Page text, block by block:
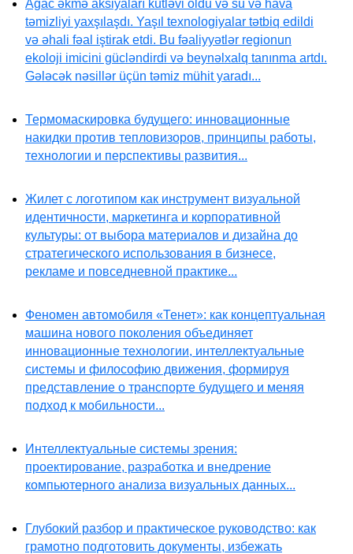
Ağac əkmə aksiyaları kütləvi oldu və su və hava
təmizliyi yaxşılaşdı. Yaşıl texnologiyalar tətbiq edildi
və əhali fəal iştirak etdi. Bu fəaliyyətlər regionun
ekoloji imicini gücləndirdi və beynəlxalq tanınma artdı.
Gələcək nəsillər üçün təmiz mühit yaradı...
Термомаскировка будущего: инновационные
накидки против тепловизоров, принципы работы,
технологии и перспективы развития...
Жилет с логотипом как инструмент визуальной
идентичности, маркетинга и корпоративной
культуры: от выбора материалов и дизайна до
стратегического использования в бизнесе,
рекламе и повседневной практике...
Феномен автомобиля «Тенет»: как концептуальная
машина нового поколения объединяет
инновационные технологии, интеллектуальные
системы и философию движения, формируя
представление о транспорте будущего и меняя
подход к мобильности...
Интеллектуальные системы зрения:
проектирование, разработка и внедрение
компьютерного анализа визуальных данных...
Глубокий разбор и практическое руководство: как
грамотно подготовить документы, избежать